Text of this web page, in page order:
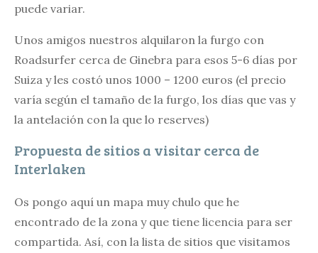
puede variar.
Unos amigos nuestros alquilaron la furgo con
Roadsurfer cerca de Ginebra para esos 5-6 días por
Suiza y les costó unos 1000 – 1200 euros (el precio
varía según el tamaño de la furgo, los días que vas y
la antelación con la que lo reserves)
Propuesta de sitios a visitar cerca de
Interlaken
Os pongo aquí un mapa muy chulo que he
encontrado de la zona y que tiene licencia para ser
compartida. Así, con la lista de sitios que visitamos